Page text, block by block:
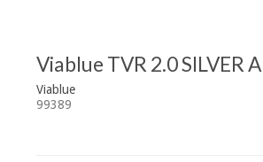
Viablue TVR 2.0 SILVER
Viablue
99389